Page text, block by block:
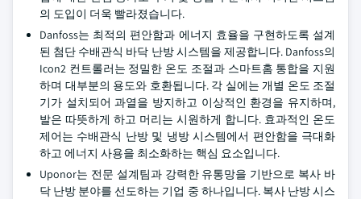
의 도입이 더욱 빨라졌습니다.
Danfoss는 최적의 편안함과 에너지 효율을 구현하도록 설계
된 첨단 수배관식 바닥 난방 시스템을 제공합니다. Danfoss의
Icon2 컨트롤러는 정밀한 온도 조절과 스마트홈 통합을 지원
하며 대부분의 용도와 호환됩니다. 각 실에는 개별 온도 조절
기가 설치되어 과열을 방지하고 이상적인 환경을 유지하며,
발은 따뜻하게 하고 머리는 시원하게 합니다. 효과적인 온도
제어는 수배관식 난방 및 냉방 시스템에서 편안함을 극대화
하고 에너지 사용을 최소화하는 핵심 요소입니다.
Uponor는 전문 설계팀과 강력한 유통망을 기반으로 복사 바
닥 난방 분야를 선도하는 기업 중 하나입니다. 복사 난방 시스